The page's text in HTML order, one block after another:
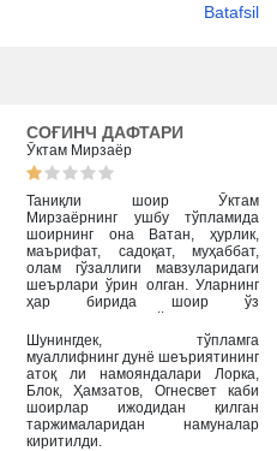
Batafsil
СОҒИНЧ ДАФТАРИ
Ўктам Мирзаёр
Таниқли шоир Ўктам
Мирзаёрнинг ушбу тўпламида
шоирнинг она Ватан, ҳурлик,
маърифат, садоқат, муҳаббат,
олам гўзаллиги мавзуларидаги
шеърлари ўрин олган. Уларнинг
ҳар бирида шоир ўз
қарашларини, ўзи топган
хулосаларни беришга интилган.
Ўзи англаган дунёни кўрсатиб
бера олган.
Шунингдек, тўпламга
муаллифнинг дунё шеъриятининг
атоқ ли намояндалари Лорка,
Блок, Ҳамзатов, Огнесвет каби
шоирлар ижодидан қилган
таржималаридан намуналар
киритилди.